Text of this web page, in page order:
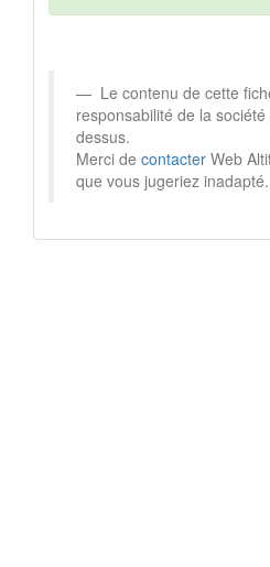
Le contenu de cette
responsabilité de la société
dessus.
Merci de contacter Web
que vous jugeriez inadapté.